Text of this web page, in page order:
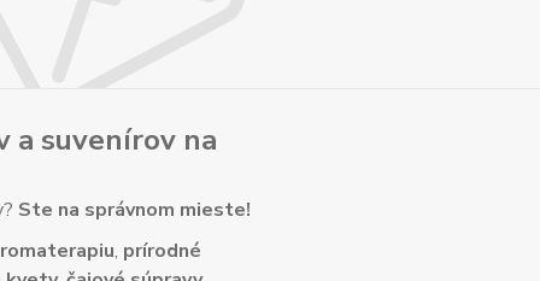
a suvenírov na
Ste na správnom mieste!
, prírodné